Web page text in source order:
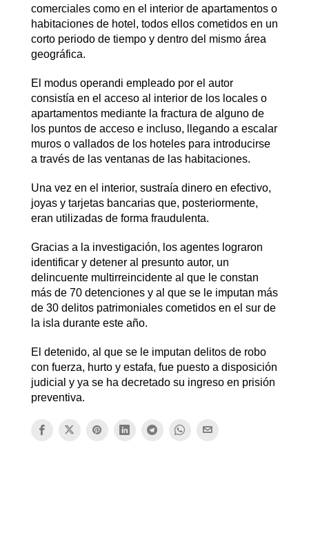
comerciales como en el interior de apartamentos o
habitaciones de hotel, todos ellos cometidos en un
corto periodo de tiempo y dentro del mismo área
geográfica.
El modus operandi empleado por el autor
consistía en el acceso al interior de los locales o
apartamentos mediante la fractura de alguno de
los puntos de acceso e incluso, llegando a escalar
muros o vallados de los hoteles para introducirse
a través de las ventanas de las habitaciones.
Una vez en el interior, sustraía dinero en efectivo,
joyas y tarjetas bancarias que, posteriormente,
eran utilizadas de forma fraudulenta.
Gracias a la investigación, los agentes lograron
identificar y detener al presunto autor, un
delincuente multirreincidente al que le constan
más de 70 detenciones y al que se le imputan más
de 30 delitos patrimoniales cometidos en el sur de
la isla durante este año.
El detenido, al que se le imputan delitos de robo
con fuerza, hurto y estafa, fue puesto a disposición
judicial y ya se ha decretado su ingreso en prisión
preventiva.